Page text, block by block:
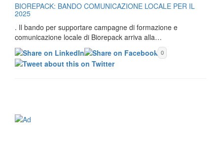
BIOREPACK: BANDO COMUNICAZIONE LOCALE PER IL
2025
. Il bando per supportare campagne di formazione e
comunicazione locale di Biorepack arriva alla…
0